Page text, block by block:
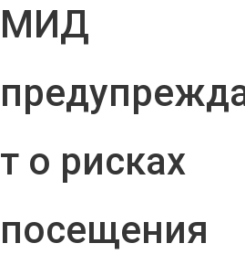
МИД
т о рисках
посещения